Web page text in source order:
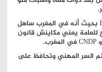
والأمر دابا وصل حتال قناة BBC news بحيث أنه في المغرب ساهل
للعامة يعني مكاينش قانون
السر المهني وتحافظ على